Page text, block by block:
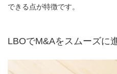
できる点が特徴です。
LBOでM&Aをスムーズに